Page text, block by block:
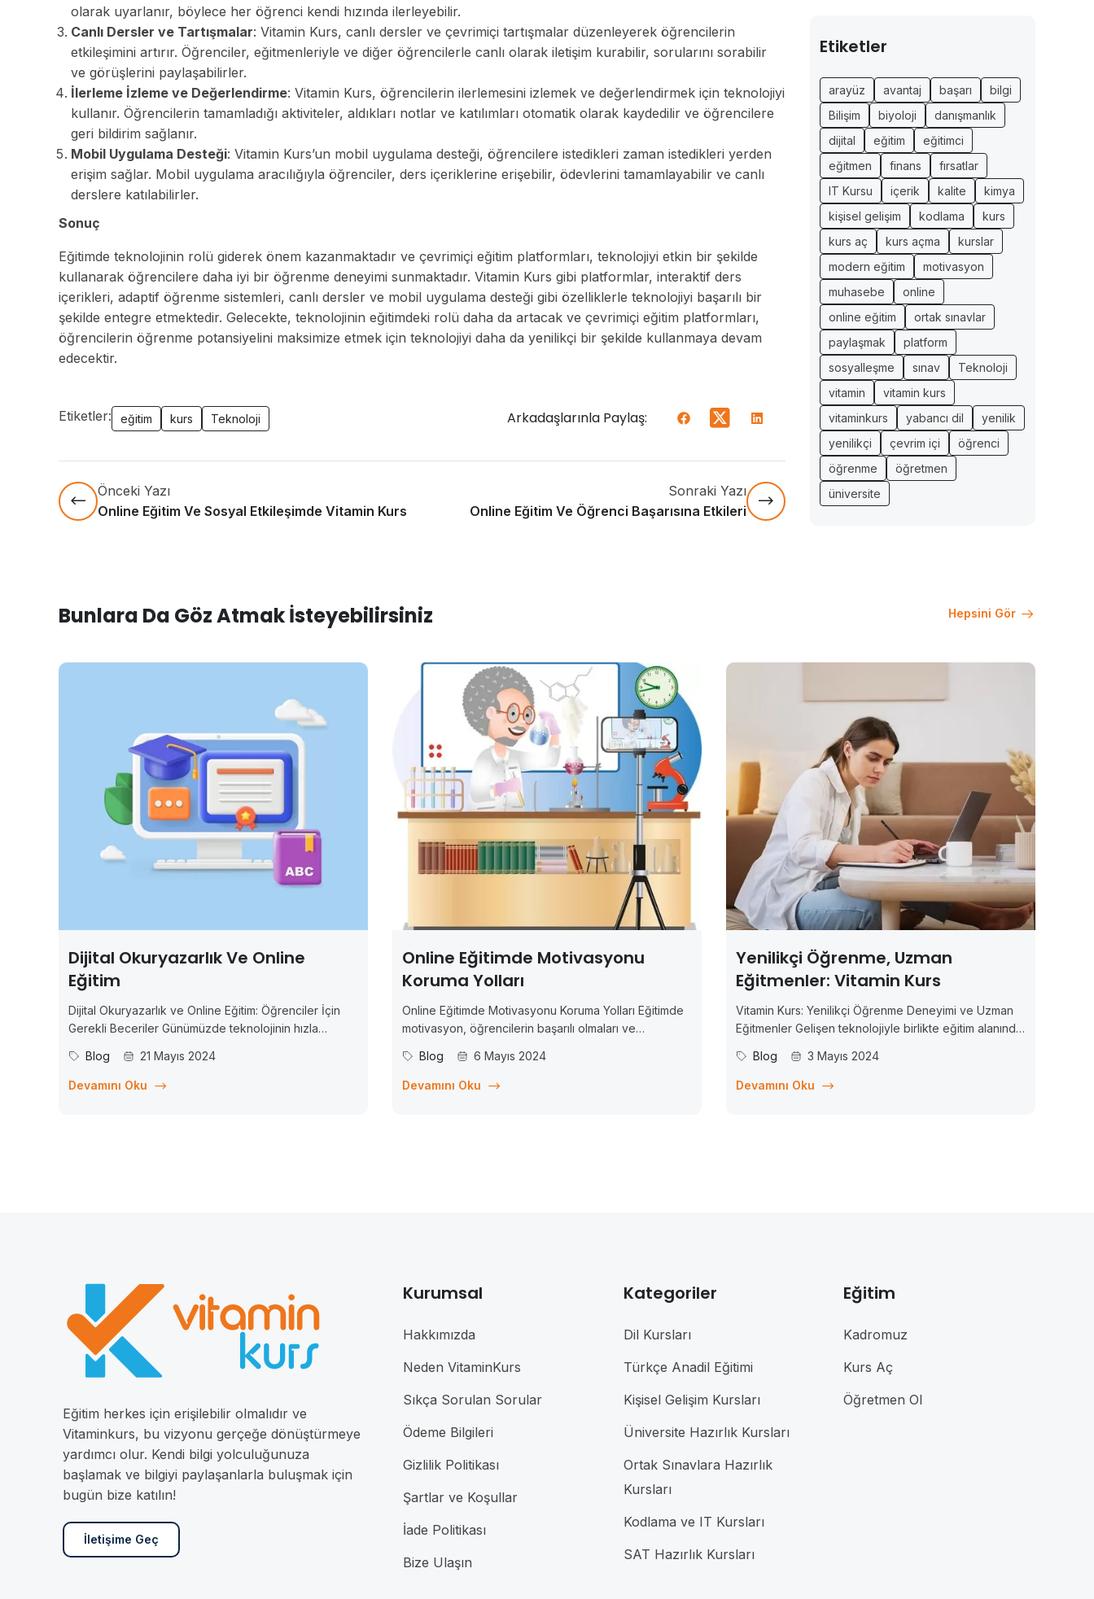
olarak uyarlanır, böylece her öğrenci kendi hızında ilerleyebilir.
Canlı Dersler ve Tartışmalar: Vitamin Kurs, canlı dersler ve çevrimiçi tartışmalar düzenleyerek öğrencilerin
etkileşimini artırır. Öğrenciler, eğitmenleriyle ve diğer öğrencilerle canlı olarak iletişim kurabilir, sorularını sorabilir
ve görüşlerini paylaşabilirler.
İlerleme İzleme ve Değerlendirme: Vitamin Kurs, öğrencilerin ilerlemesini izlemek ve değerlendirmek için teknolojiyi
kullanır. Öğrencilerin tamamladığı aktiviteler, aldıkları notlar ve katılımları otomatik olarak kaydedilir ve öğrencilere
geri bildirim sağlanır.
Mobil Uygulama Desteği: Vitamin Kurs’un mobil uygulama desteği, öğrencilere istedikleri zaman istedikleri yerden
erişim sağlar. Mobil uygulama aracılığıyla öğrenciler, ders içeriklerine erişebilir, ödevlerini tamamlayabilir ve canlı
derslere katılabilirler.
Sonuç
Eğitimde teknolojinin rolü giderek önem kazanmaktadır ve çevrimiçi eğitim platformları, teknolojiyi etkin bir şekilde
kullanarak öğrencilere daha iyi bir öğrenme deneyimi sunmaktadır. Vitamin Kurs gibi platformlar, interaktif ders
içerikleri, adaptif öğrenme sistemleri, canlı dersler ve mobil uygulama desteği gibi özelliklerle teknolojiyi başarılı bir
şekilde entegre etmektedir. Gelecekte, teknolojinin eğitimdeki rolü daha da artacak ve çevrimiçi eğitim platformları,
öğrencilerin öğrenme potansiyelini maksimize etmek için teknolojiyi daha da yenilikçi bir şekilde kullanmaya devam
edecektir.
Etiketler: eğitim kurs Teknoloji Arkadaşlarınla Paylaş:
Önceki Yazı
Online Eğitim Ve Sosyal Etkileşimde Vitamin Kurs
Sonraki Yazı
Online Eğitim Ve Öğrenci Başarısına Etkileri
Etiketler
arayüz avantaj başarı
bilgi
Bilişim
biyoloji
danışmanlık
dijital
eğitim
eğitimci
eğitmen
finans
fırsatlar
IT Kursu
içerik kalite
kimya
kişisel gelişim
kodlama
kurs
kurs aç
kurs açma
kurslar
modern eğitim
motivasyon
muhasebe
online
online eğitim
ortak sınavlar
paylaşmak
platform
sosyalleşme
sınav
Teknoloji
vitamin
vitamin kurs
vitaminkurs
yabancı dil
yenilik
yenilikçi
çevrim içi
öğrenci
öğrenme
öğretmen
üniversite
Bunlara Da Göz Atmak İsteyebilirsiniz Hepsini Gör
Dijital Okuryazarlık Ve Online
Eğitim
Dijital Okuryazarlık ve Online Eğitim: Öğrenciler İçin
Gerekli Beceriler Günümüzde teknolojinin hızla
online platformlar üzerinden gerçekleştirilmektedir. Bu
dijitalleşme sürecinde, öğrencilerin başarılı olmaları
Blog 21 Mayıs 2024
Devamını Oku
Online Eğitimde Motivasyonu
Koruma Yolları
Online Eğitimde Motivasyonu Koruma Yolları Eğitimde
motivasyon, öğrencilerin başarılı olmaları ve
kritik bir faktördür. Motive olmuş öğrenciler, daha iyi
öğrenir, daha yüksek başarılar elde eder ve daha
Blog 6 Mayıs 2024
Devamını Oku
Yenilikçi Öğrenme, Uzman
Eğitmenler: Vitamin Kurs
Vitamin Kurs: Yenilikçi Öğrenme Deneyimi ve Uzman
Eğitmenler Gelişen teknolojiyle birlikte eğitim alanında
daha kolay ve esnek hale geldi ve bu da öğrenme
deneyimini dönüştürdü. Bu bağlamda, Vitamin Kurs
Blog 3 Mayıs 2024
Devamını Oku
Eğitim herkes için erişilebilir olmalıdır ve
Vitaminkurs, bu vizyonu gerçeğe dönüştürmeye
yardımcı olur. Kendi bilgi yolculuğunuza
başlamak ve bilgiyi paylaşanlarla buluşmak için
bugün bize katılın!
İletişime Geç
Kurumsal
Hakkımızda
Neden VitaminKurs
Sıkça Sorulan Sorular
Ödeme Bilgileri
Gizlilik Politikası
Şartlar ve Koşullar
İade Politikası
Bize Ulaşın
Kategoriler
Dil Kursları
Türkçe Anadil Eğitimi
Kişisel Gelişim Kursları
Üniversite Hazırlık Kursları
Ortak Sınavlara Hazırlık
Kursları
Kodlama ve IT Kursları
SAT Hazırlık Kursları
Eğitim
Kadromuz
Kurs Aç
Öğretmen Ol